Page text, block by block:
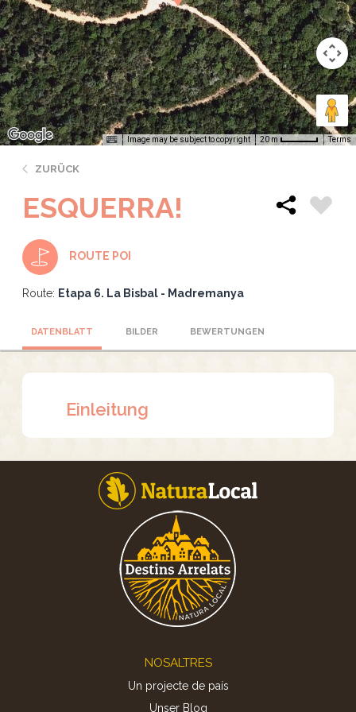
Image may be subject to copyright 20 m Terms
ZURÜCK
ESQUERRA!
ROUTE POI
Route: Etapa 6. La Bisbal - Madremanya
DATENBLATT BILDER BEWERTUNGEN
Einleitung
NOSALTRES
Un projecte de país
Unser Blog